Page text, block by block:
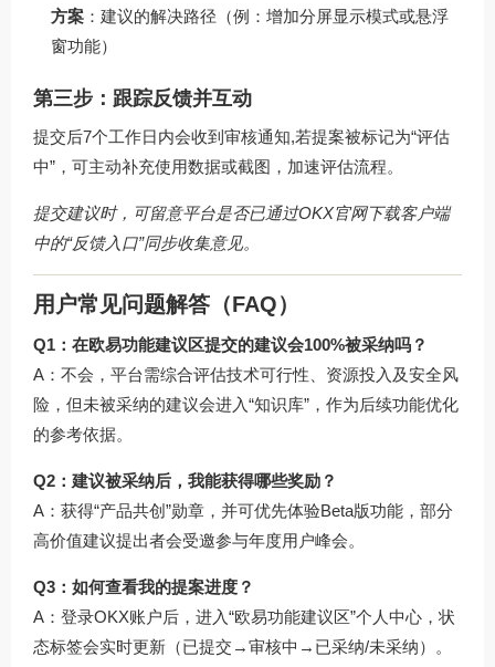
方案 ：建议的解决路径（例：增加分屏显示模式或悬浮
窗功能）
第三步：跟踪反馈并互动
提交后7个工作日内会收到审核通知,若提案被标记为“评估
中”，可主动补充使用数据或截图，加速评估流程。
提交建议时，可留意平台是否已通过OKX官网下载客户端
中的“反馈入口”同步收集意见。
用户常见问题解答（FAQ）
Q1：在欧易功能建议区提交的建议会100%被采纳吗？
A：不会，平台需综合评估技术可行性、资源投入及安全风
险，但未被采纳的建议会进入“知识库”，作为后续功能优化
的参考依据。
Q2：建议被采纳后，我能获得哪些奖励？
A：获得“产品共创”勋章，并可优先体验Beta版功能，部分
高价值建议提出者会受邀参与年度用户峰会。
Q3：如何查看我的提案进度？
A：登录OKX账户后，进入“欧易功能建议区”个人中心，状
态标签会实时更新（已提交→审核中→已采纳/未采纳）。